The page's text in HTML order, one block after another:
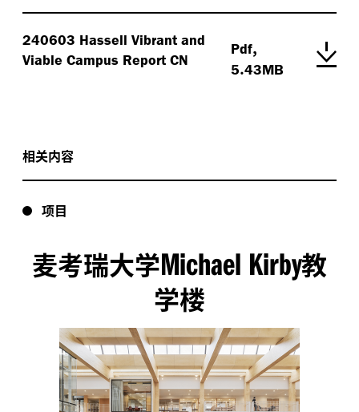
240603 Hassell Vibrant and
Viable Campus Report CN
Pdf,
5.43MB
相关内容
项目
麦考瑞大学Michael Kirby教
学楼